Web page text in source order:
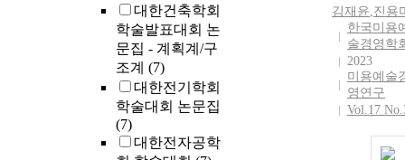
대한건축학회
학술발표대회 논
문집 - 계획계/구
조계 (7)
대한전기학회
학술대회 논문집
(7)
대한전자공학
김재윤,진용
한국미용
술경영학
2023
미용예술
영연구
Vol.17